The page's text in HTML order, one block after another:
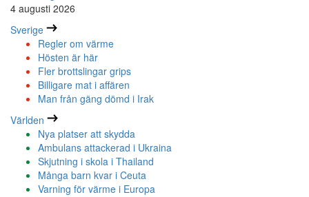
4 augusti 2026
Sverige
Regler om värme
Hösten är här
Fler brottslingar grips
Billigare mat i affären
Man från gäng dömd i Irak
Världen
Nya platser att skydda
Ambulans attackerad i Ukraina
Skjutning i skola i Thailand
Många barn kvar i Ceuta
Varning för värme i Europa